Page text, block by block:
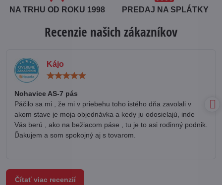
NA TRHU OD ROKU 1998 PREDAJ NA SPLÁTKY
Recenzie našich zákazníkov
Kájo
Nohavice AS-7 pás
Páčilo sa mi , že mi v priebehu toho istého dňa zavolali v
akom stave je moja objednávka a kedy ju odosielajú, inde
Vás berú , ako na bežiacom páse , tu je to asi rodinný podnik.
Ďakujem a som spokojný aj s tovarom.
Čítať viac recenzií